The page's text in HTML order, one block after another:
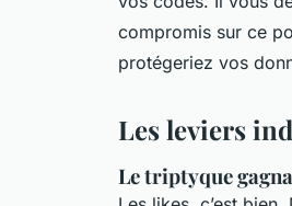
compromis sur ce
protégeriez vos
Les leviers
Le triptyque